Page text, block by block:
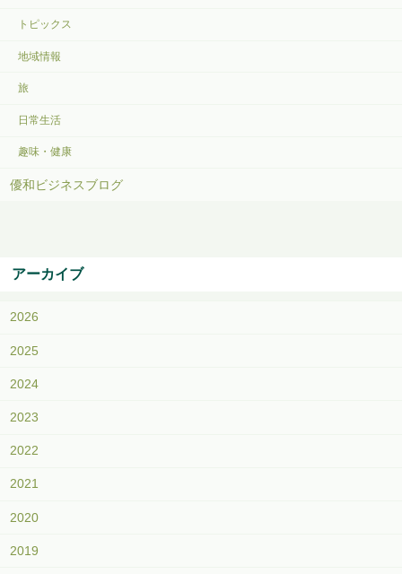
トピックス
地域情報
旅
日常生活
趣味・健康
優和ビジネスブログ
アーカイブ
2026
2025
2024
2023
2022
2021
2020
2019